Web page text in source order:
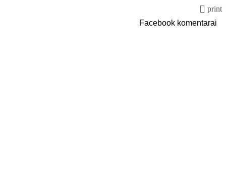
print
Facebook komentarai